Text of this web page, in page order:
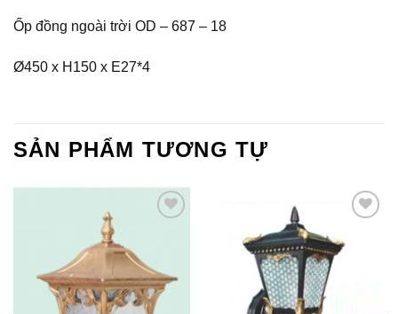
Ốp đồng ngoài trời OD – 687 – 18
Ø450 x H150 x E27*4
SẢN PHẨM TƯƠNG TỰ
Wishlist